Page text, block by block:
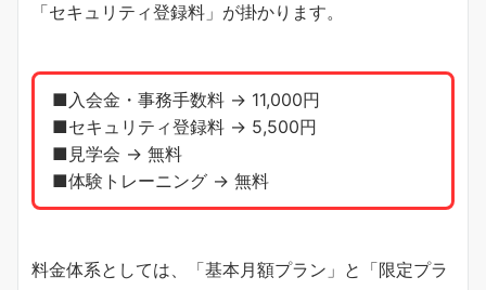
「セキュリティ登録料」が掛かります。
■入会金・事務手数料 → 11,000円
■セキュリティ登録料 → 5,500円
■見学会 → 無料
■体験トレーニング → 無料
料金体系としては、「基本月額プラン」と「限定プラ